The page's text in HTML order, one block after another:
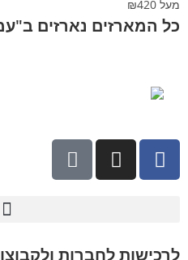
נארזים ב"עמותת
לחברות ולקבוצות